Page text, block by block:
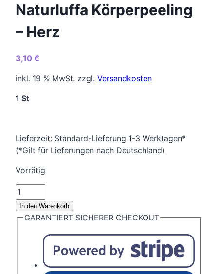
Naturluffa Körperpeeling
– Herz
3,10 €
inkl. 19 % MwSt. zzgl. Versandkosten
1 St
Lieferzeit: Standard-Lieferung 1-3 Werktagen*
(*Gilt für Lieferungen nach Deutschland)
Vorrätig
Naturluffa
Körperpeeling
-
In den Warenkorb
GARANTIERT SICHERER CHECKOUT